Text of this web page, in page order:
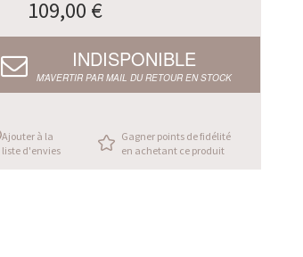
109,00 €
INDISPONIBLE
M’AVERTIR PAR MAIL DU RETOUR EN STOCK
Ajouter à la
liste d'envies
Gagner points de fidélité
en achetant ce produit